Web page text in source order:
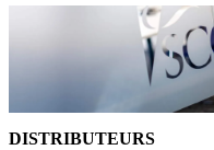
DISTRIBUTEURS